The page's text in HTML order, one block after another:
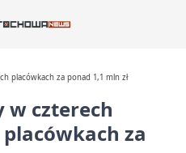
placówkach za ponad 1,1 mln zł
czterech
za